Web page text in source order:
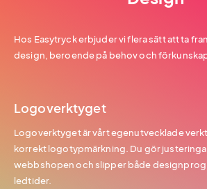
Hos Easytryck erbjuder vi flera sätt att ta
design, beroende på behov och
Logoverktyget
Logoverktyget är vårt egenutvecklade
korrekt logotypmärkning. Du gör
webbshopen och slipper både
ledtider.